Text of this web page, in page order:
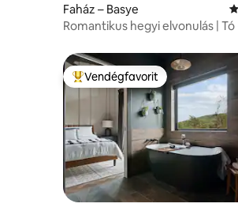
Faház – Basye
Romantikus hegyi elvonulás | Tó
Kiemelt vendégfavorit
Vendégfavorit